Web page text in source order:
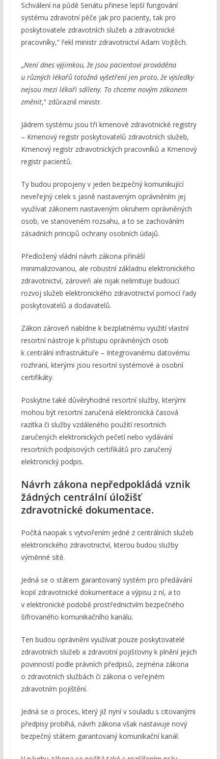
Schválení na půdě Senátu přinese lepší fungování
systému zdravotní péče jak pro pacienty, tak pro
poskytovatele zdravotních služeb a zdravotnické
pracovníky,“ řekl ministr zdravotnictví Adam Vojtěch.
„Není dnes výjimkou, že jsou pacientovi prováděna
u různých lékařů totožná vyšetření jen proto, že výsledky
nejsou mezi lékaři sdíleny. To chceme novým zákonem
změnit,“ zdůraznil ministr.
Jádrem systému jsou tři kmenové zdravotnické registry
– Kmenový registr poskytovatelů zdravotních služeb,
Kmenový registr zdravotnických pracovníků a Kmenový
registr pacientů.
Ty budou propojeny v jeden bezpečný komunikující
neveřejný celek s jasně nastaveným oprávněním jej
využívat zákonem nastaveným okruhem oprávněných
osob, ve stanoveném rozsahu, a to se zachováním
zásadních principů ochrany osobních údajů.
Předložený vládní návrh zákona přináší
minimalizovanou, ale robustní základnu elektronického
zdravotnictví, zároveň ale nijak nelimituje budoucí
rozvoj služeb elektronického zdravotnictví pomocí řady
poskytovatelů a dodavatelů.
Zákon zároveň nabídne k bezplatnému využití vlastní
resortní nástroje k přístupu oprávněných osob
k centrální infrastruktuře – Integrovanému datovému
rozhraní, kterými jsou resortní systémové a osobní
certifikáty.
Poskytne také důvěryhodné resortní služby, kterými
mohou být resortní zaručená elektronická časová
razítka či služby vzdáleného použití resortních
zaručených elektronických pečetí nebo vydávání
resortních podpisových certifikátů pro zaručený
elektronický podpis.
Návrh zákona nepředpokládá vznik
žádných centrální úložišť
zdravotnické dokumentace.
Počítá naopak s vytvořením jedné z centrálních služeb
elektronického zdravotnictví, kterou budou služby
výměnné sítě.
Jedná se o státem garantovaný systém pro předávání
kopií zdravotnické dokumentace a výpisu z ní, a to
v elektronické podobě prostřednictvím bezpečného
šifrovaného komunikačního kanálu.
Ten budou oprávněni využívat pouze poskytovatelé
zdravotních služeb a zdravotní pojišťovny k plnění jejich
povinností podle právních předpisů, zejména zákona
o zdravotních službách či zákona o veřejném
zdravotním pojištění.
Jedná se o proces, který již nyní v souladu s citovanými
předpisy probíhá, návrh zákona však nastavuje nový
bezpečný státem garantovaný komunikační kanál.